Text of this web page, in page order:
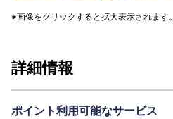
画像をクリックすると拡大表示されます。
詳細情報
ポイント利用可能なサービス